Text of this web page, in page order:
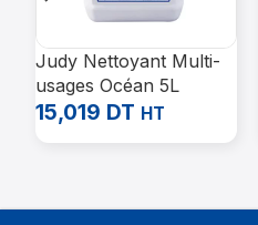
Judy Nettoyant Multi-
usages Océan 5L
15,019 DT HT